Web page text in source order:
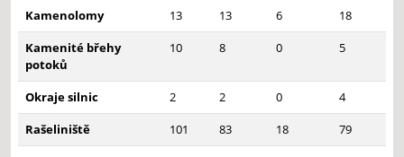
Kamenolomy
13 13 6
18
Kamenité břehy
potoků
10 8 0 5
Okraje silnic 2 2 0
4
Rašeliniště
101 83 18
79